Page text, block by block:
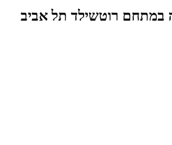
רוטשילד תל אביב